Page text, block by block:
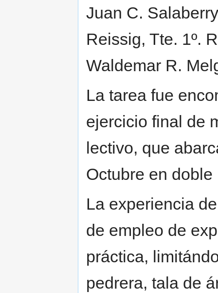
Juan C.
Reissig, Tte. 1º.
Waldemar R.
La tarea fue
ejercicio final de
lectivo, que
Octubre en doble
La experiencia
de empleo de
práctica,
pedrera, tala de